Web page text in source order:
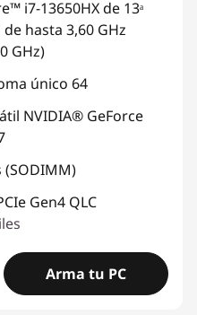
i7-13650HX de 13ᵃ
hasta 3,60 GHz
GHz)
único 64
NVIDIA® GeForce
(SODIMM)
Gen4 QLC
Arma tu PC